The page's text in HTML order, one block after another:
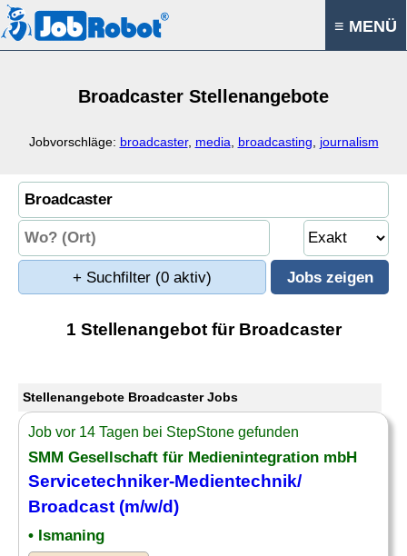
≡ MENÜ
Broadcaster Stellenangebote
Jobvorschläge: broadcaster, media broadcasting journalism
+ Suchfilter (0 aktiv)
1 Stellenangebot für Broadcaster
Stellenangebote Broadcaster Jobs
Job vor 14 Tagen bei StepStone gefunden
SMM Gesellschaft für Medienintegration mbH
Servicetechniker-Medientechnik/
Broadcast (m/w/d)
• Ismaning